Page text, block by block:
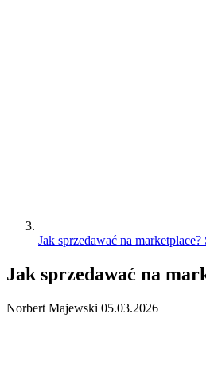
Jak sprzedawać na marketplace?
Jak sprzedawać na
Norbert Majewski 05.03.2026